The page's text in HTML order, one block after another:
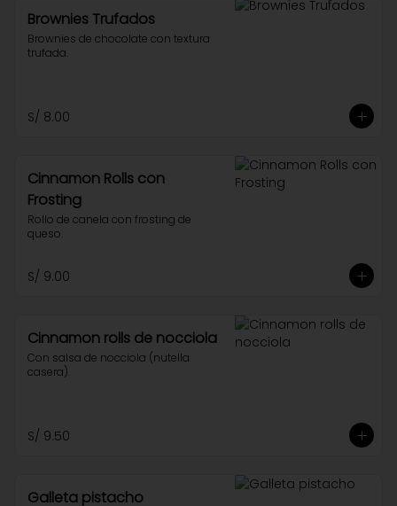
Brownies Trufados
Brownies de chocolate con textura
trufada.
S/ 8.00
Cinnamon Rolls con
Frosting
Rollo de canela con frosting de
queso.
S/ 9.00
Cinnamon rolls de nocciola
Con salsa de nocciola (nutella
casera).
S/ 9.50
Galleta pistacho